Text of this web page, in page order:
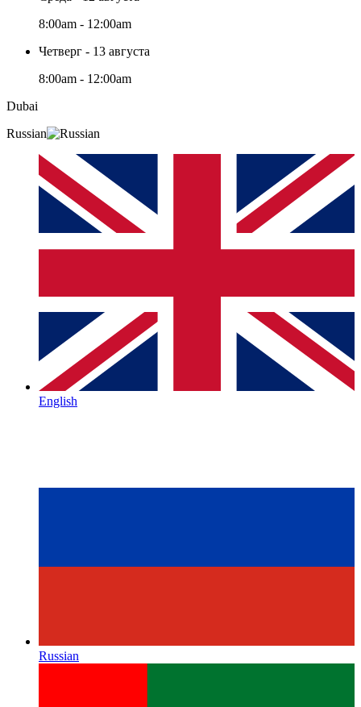
8:00am - 12:00am
Четверг - 13 августа
8:00am - 12:00am
Dubai
Russian
English
Russian